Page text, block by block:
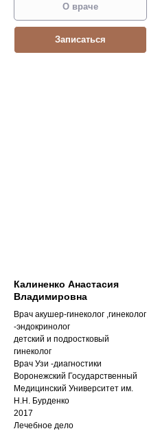
О враче
Записаться
Калиненко Анастасия
Владимировна
Врач акушер-гинеколог ,гинеколог
-эндокринолог
детский и подростковый
гинеколог
Врач Узи -диагностики
Воронежский Государственный
Медицинский Университет им.
Н.Н. Бурденко
2017
Лечебное дело